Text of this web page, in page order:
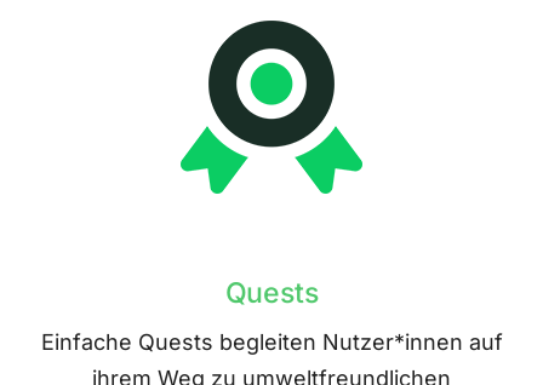
Quests
Einfache Quests begleiten Nutzer*innen auf
ihrem Weg zu umweltfreundlichen